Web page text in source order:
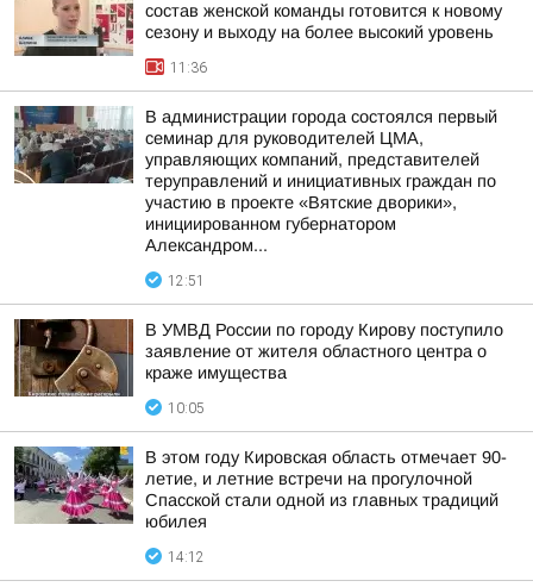
состав женской команды готовится к новому
сезону и выходу на более высокий уровень
11:36
В администрации города состоялся первый
семинар для руководителей ЦМА,
управляющих компаний, представителей
теруправлений и инициативных граждан по
участию в проекте «Вятские дворики»,
инициированном губернатором
Александром...
12:51
В УМВД России по городу Кирову поступило
заявление от жителя областного центра о
краже имущества
10:05
В этом году Кировская область отмечает 90-
летие, и летние встречи на прогулочной
Спасской стали одной из главных традиций
юбилея
14:12